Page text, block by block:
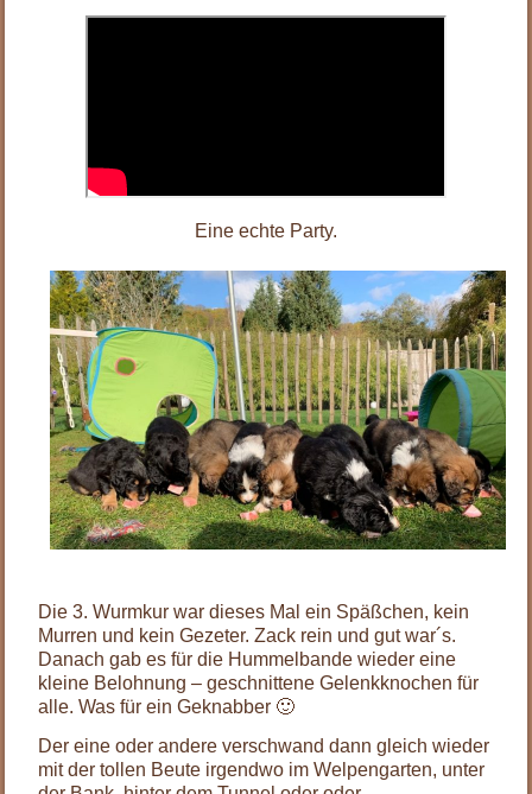
Eine echte Party.
Die 3. Wurmkur war dieses Mal ein Späßchen, kein
Murren und kein Gezeter. Zack rein und gut war´s.
Danach gab es für die Hummelbande wieder eine
kleine Belohnung – geschnittene Gelenkknochen für
alle. Was für ein Geknabber 🙂
Der eine oder andere verschwand dann gleich wieder
mit der tollen Beute irgendwo im Welpengarten, unter